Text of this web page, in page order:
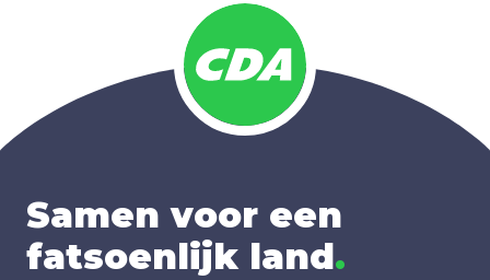
Samen voor een
fatsoenlijk land.